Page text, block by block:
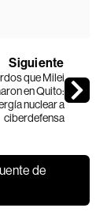
Siguiente
que Milei
en Quito:
nuclear a
ciberdefensa
de